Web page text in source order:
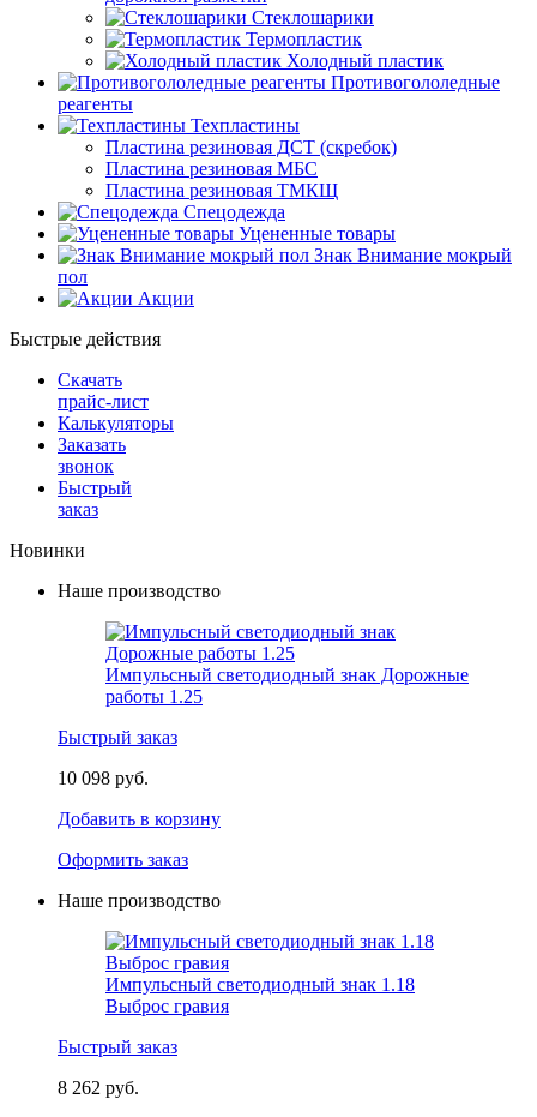
Стеклошарики
Термопластик
Холодный пластик
Противогололедные
реагенты
Техпластины
Пластина резиновая ДСТ (скребок)
Пластина резиновая МБС
Пластина резиновая ТМКЩ
Спецодежда
Уцененные товары
Знак Внимание мокрый
пол
Акции
Быстрые действия
Скачать
прайс-лист
Калькуляторы
Заказать
звонок
Быстрый
заказ
Новинки
Наше производство
Импульсный светодиодный знак Дорожные
работы 1.25
Быстрый заказ
10 098 руб.
Добавить в корзину
Оформить заказ
Наше производство
Импульсный светодиодный знак 1.18
Выброс гравия
Быстрый заказ
8 262 руб.